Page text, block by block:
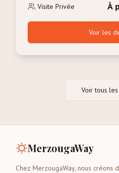
Visite Privée À
Voir les
Voir tous
MerzougaWay
Chez MerzougaWay, nous créons